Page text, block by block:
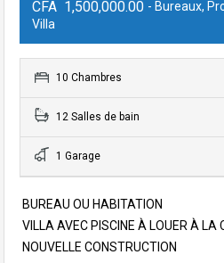
CFA 1,500,000.00 - Bureaux,
Villa
10 Chambres
12 Salles de bain
1 Garage
BUREAU OU HABITATION
VILLA AVEC PISCINE À LOUER À LA
NOUVELLE CONSTRUCTION